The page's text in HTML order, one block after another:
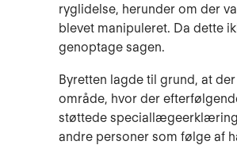
ryglidelse, herunder om der
blevet manipuleret. Da dette
genoptage sagen.
Byretten lagde til grund, at
område, hvor der
støttede
andre personer som følge af